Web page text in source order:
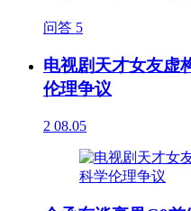
问答 5
电视剧天才女友虚
伦理争议
2 08.05